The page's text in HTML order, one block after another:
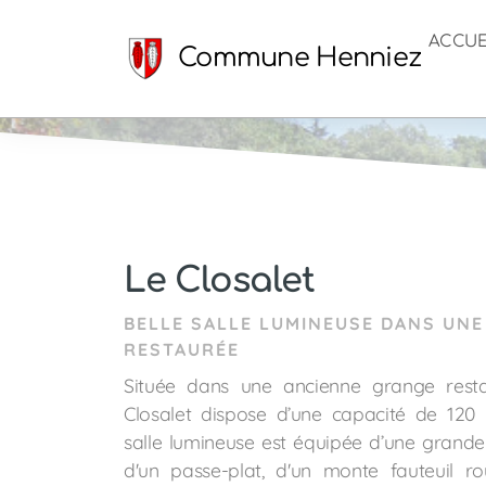
Commune Henniez
Le Closalet
BELLE SALLE LUMINEUSE DANS
RESTAURÉE
Située dans une ancienne grange
Closalet dispose d’une capacité de 120
salle lumineuse est équipée d’une
d'un passe-plat, d'un monte fauteuil